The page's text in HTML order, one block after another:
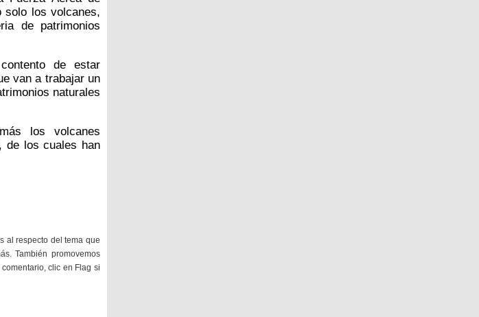
solo los volcanes,
de patrimonios
de estar
van a trabajar un
naturales
los volcanes
de los cuales han
al respecto del tema que
También promovemos
clic en Flag si